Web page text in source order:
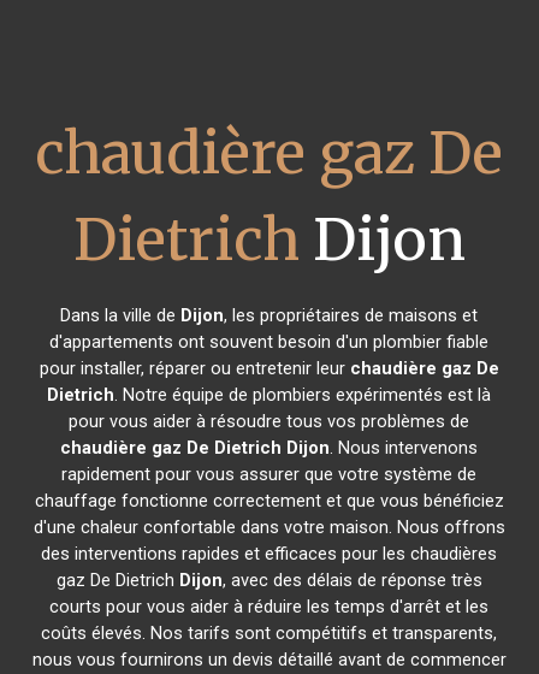
chaudière gaz De
Dietrich Dijon
Dans la ville de Dijon, les propriétaires de maisons et
d'appartements ont souvent besoin d'un plombier fiable
pour installer, réparer ou entretenir leur chaudière gaz De
Dietrich. Notre équipe de plombiers expérimentés est là
pour vous aider à résoudre tous vos problèmes de
chaudière gaz De Dietrich Dijon. Nous intervenons
rapidement pour vous assurer que votre système de
chauffage fonctionne correctement et que vous bénéficiez
d'une chaleur confortable dans votre maison. Nous offrons
des interventions rapides et efficaces pour les chaudières
gaz De Dietrich Dijon, avec des délais de réponse très
courts pour vous aider à réduire les temps d'arrêt et les
coûts élevés. Nos tarifs sont compétitifs et transparents,
nous vous fournirons un devis détaillé avant de commencer